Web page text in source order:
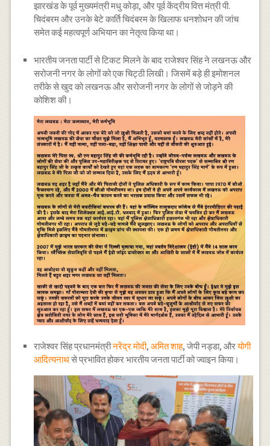
झारखंड के पूर्व मुख्यमंत्री मधु कोड़ा, और पूर्व केंद्रीय वित्त मंत्री पी.
चिदंबरम और उनके बेटे कार्ति चिदंबरम के खिलाफ धनशोधन की जांच
समेत कई महत्वपूर्ण अभियान का नेतृत्व किया था।
भारतीय जनता पार्टी से टिकट मिलने के बाद राजेश्वर सिंह ने लखनऊ और
सरोजनी नगर के लोगों को एक चिट्ठी लिखी। जिसमें बड़े ही इमोशनल
तरीके से खुद को लखनऊ और सरोजनी नगर के लोगों से जोड़ने की
कोशिश की।
राजेश्वर सिंह प्रधानमंत्रीनरेंद्र मोदी,अमित शाह, जेपी नड्डा, औरयोगी
आदित्यनाथसे प्रभावित होकर भारतीय जनता पार्टी को ज्वाइन किया।